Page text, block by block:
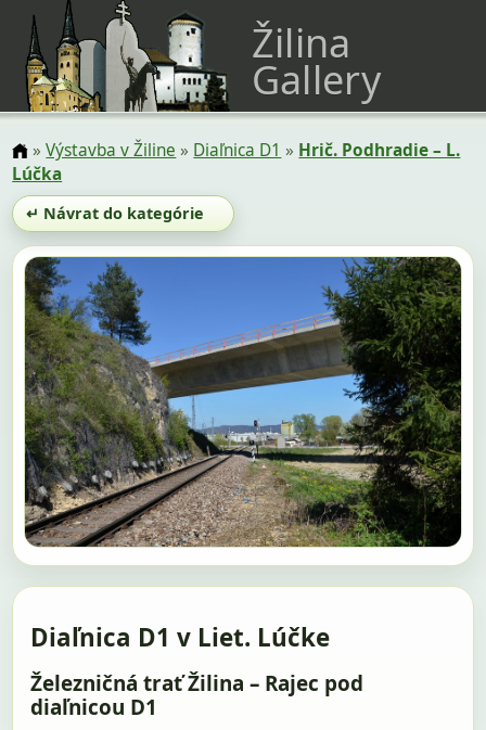
Žilina
Gallery
»Výstavba v Žiline » Diaľnica D1 » Hrič. Podhradie – L.
Lúčka
↵ Návrat do kategórie
Diaľnica D1 v Liet. Lúčke
Železničná trať Žilina – Rajec pod
diaľnicou D1